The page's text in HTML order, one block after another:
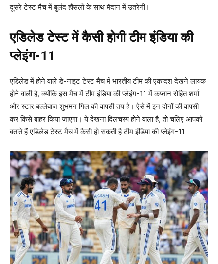
दूसरे टेस्ट मैच में बुलंद हौंसलों के साथ मैदान में उतरेगी।
एडिलेड टेस्ट में कैसी होगी टीम इंडिया की
प्लेइंग-11
एडिलेड में होने वाले डे-नाइट टेस्ट मैच में भारतीय टीम की एकादश देखने लायक
होने वाली है, क्योंकि इस मैच में टीम इंडिया की प्लेइंग-11 में कप्तान रोहित शर्मा
और स्टार बल्लेबाज शुभमन गिल की वापसी तय है। ऐसे में इन दोनों की वापसी
कर किसे बाहर किया जाएगा। ये देखना दिलचस्प होने वाला है, तो चलिए आपको
बताते हैं एडिलेड टेस्ट मैच में कैसी हो सकती है टीम इंडिया की प्लेइंग-11